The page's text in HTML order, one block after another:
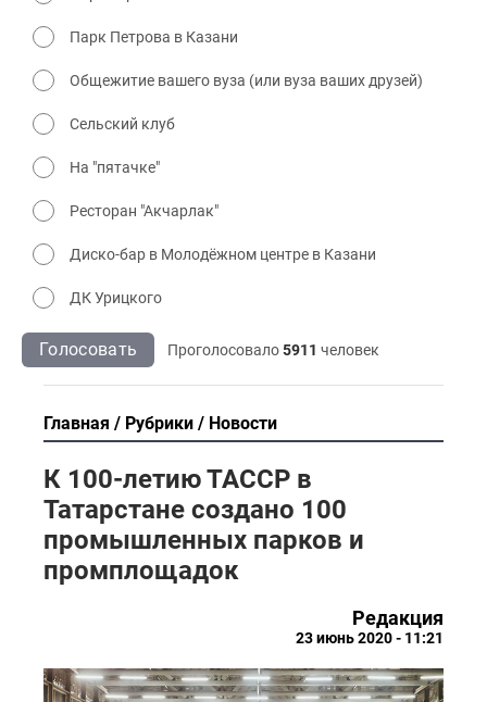
Парк Петрова в Казани
Общежитие вашего вуза (или вуза ваших друзей)
Сельский клуб
На "пятачке"
Ресторан "Акчарлак"
Диско-бар в Молодёжном центре в Казани
ДК Урицкого
Голосовать Проголосовало5911 человек
Главная Рубрики Новости
К 100-летию ТАССР в
Татарстане создано 100
промышленных парков и
промплощадок
Редакция
23 июнь 2020 - 11:21